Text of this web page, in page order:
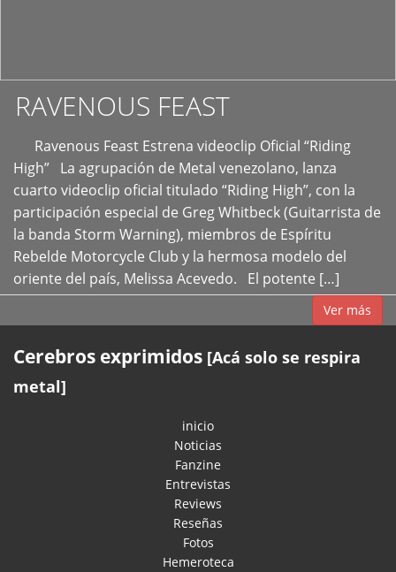
RAVENOUS FEAST
Ravenous Feast Estrena videoclip Oficial “Riding
High” La agrupación de Metal venezolano, lanza
cuarto videoclip oficial titulado “Riding High”, con la
participación especial de Greg Whitbeck (Guitarrista de
la banda Storm Warning), miembros de Espíritu
Rebelde Motorcycle Club y la hermosa modelo del
oriente del país, Melissa Acevedo. El potente […]
Ver más
Cerebros exprimidos [Acá solo se respira
metal]
inicio
Noticias
Fanzine
Entrevistas
Reviews
Reseñas
Fotos
Hemeroteca